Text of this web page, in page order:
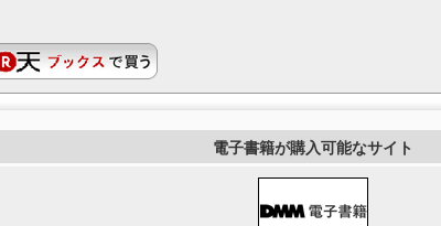
電子書籍が購入可能なサイト